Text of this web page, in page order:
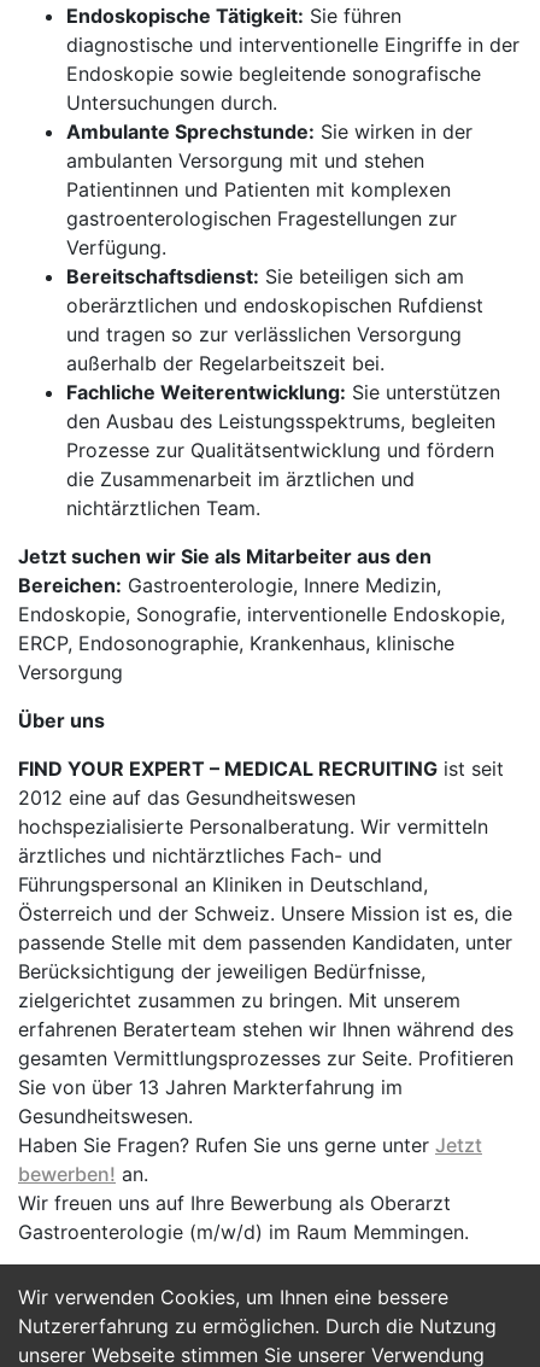
Wir verwenden Cookies, um Ihnen eine bessere
Nutzererfahrung zu ermöglichen. Durch die Nutzung
unserer Webseite stimmen Sie unserer Verwendung
Endoskopische Tätigkeit: Sie führen
diagnostische und interventionelle Eingriffe in der
Endoskopie sowie begleitende sonografische
Untersuchungen durch.
Ambulante Sprechstunde: Sie wirken in der
ambulanten Versorgung mit und stehen
Patientinnen und Patienten mit komplexen
gastroenterologischen Fragestellungen zur
Verfügung.
Bereitschaftsdienst: Sie beteiligen sich am
oberärztlichen und endoskopischen Rufdienst
und tragen so zur verlässlichen Versorgung
außerhalb der Regelarbeitszeit bei.
Fachliche Weiterentwicklung: Sie unterstützen
den Ausbau des Leistungsspektrums, begleiten
Prozesse zur Qualitätsentwicklung und fördern
die Zusammenarbeit im ärztlichen und
nichtärztlichen Team.
Jetzt suchen wir Sie als Mitarbeiter aus den
Bereichen: Gastroenterologie, Innere Medizin,
Endoskopie, Sonografie, interventionelle Endoskopie,
ERCP, Endosonographie, Krankenhaus, klinische
Versorgung
Über uns
FIND YOUR EXPERT – MEDICAL RECRUITING ist seit
2012 eine auf das Gesundheitswesen
hochspezialisierte Personalberatung. Wir vermitteln
ärztliches und nichtärztliches Fach- und
Führungspersonal an Kliniken in Deutschland,
Österreich und der Schweiz. Unsere Mission ist es, die
passende Stelle mit dem passenden Kandidaten, unter
Berücksichtigung der jeweiligen Bedürfnisse,
zielgerichtet zusammen zu bringen. Mit unserem
erfahrenen Beraterteam stehen wir Ihnen während des
gesamten Vermittlungsprozesses zur Seite. Profitieren
Sie von über 13 Jahren Markterfahrung im
Gesundheitswesen.
Haben Sie Fragen? Rufen Sie uns gerne unter Jetzt
bewerben! an.
Wir freuen uns auf Ihre Bewerbung als Oberarzt
Gastroenterologie (m/w/d) im Raum Memmingen.
Jetzt Bewerben